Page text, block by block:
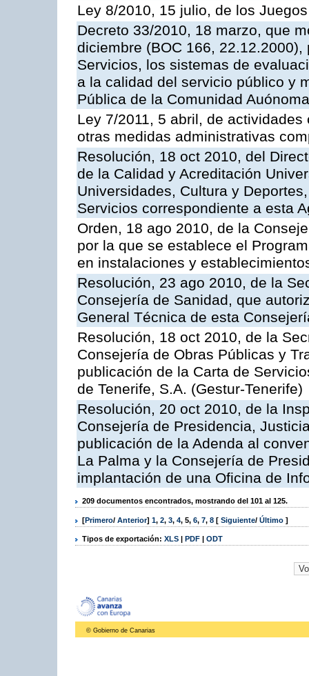
Ley 8/2010, 15 julio, de los
Decreto 33/2010, 18 marzo, que
diciembre (BOC 166,
Servicios, los sistemas de
a la calidad del servicio público y
Pública de la Comunidad
Ley 7/2011, 5 abril, de
otras medidas administrativas
Resolución, 18 oct 2010, del
de la Calidad y Acreditación
Universidades, Cultura y
Servicios correspondiente a esta
Orden, 18 ago 2010, de la
por la que se establece el
en instalaciones y
Resolución, 23 ago 2010, de la
Consejería de Sanidad, que
General Técnica de esta
Resolución, 18 oct 2010, de la
Consejería de Obras Públicas y
publicación de la Carta de
de Tenerife, S.A. (Gestur-Tenerife)
Resolución, 20 oct 2010, de la
Consejería de Presidencia,
publicación de la Adenda al
La Palma y la Consejería de
implantación de una Oficina de
209 documentos encontrados, mostrando del 101 al 125.
[Primero/ Anterior] 1, 2, 3, 4, 5, 6, 7, 8 [ Siguiente/ Último ]
Tipos de exportación: XLS | PDF | ODT
© Gobierno de Canarias